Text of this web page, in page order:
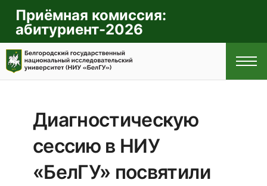
Приёмная комиссия:
абитуриент-2026
ГЛАВНАЯ
ПРАВИЛА
ПРИЁМА
Диагностическую
сессию в НИУ
«БелГУ» посвятили